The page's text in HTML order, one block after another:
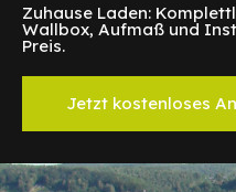
Zuhause Laden:
Wallbox, Aufmaß und
Preis.
Jetzt kostenloses